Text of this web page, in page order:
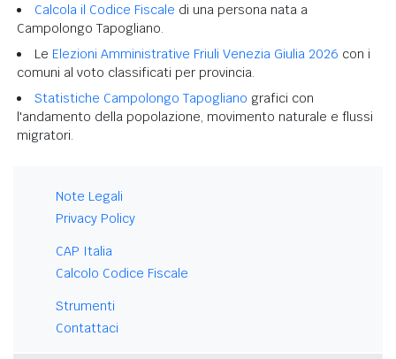
Calcola il Codice Fiscale di una persona nata a
Campolongo Tapogliano.
Le Elezioni Amministrative Friuli Venezia Giulia 2026 con i
comuni al voto classificati per provincia.
Statistiche Campolongo Tapogliano grafici con
l'andamento della popolazione, movimento naturale e flussi
migratori.
Note Legali
Privacy Policy
CAP Italia
Calcolo Codice Fiscale
Strumenti
Contattaci